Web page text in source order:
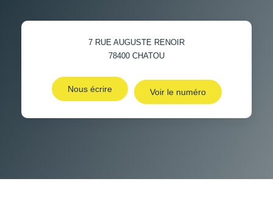
7 RUE AUGUSTE RENOIR
78400 CHATOU
Nous écrire Voir le numéro